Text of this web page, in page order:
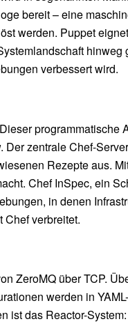
bereit – eine
werden. Puppet
hinweg
verbessert wird.
programmatische
zentrale Chef-
Rezepte aus.
Chef InSpec, ein
in denen
verbreitet.
ZeroMQ über TCP.
werden in
das Reactor-